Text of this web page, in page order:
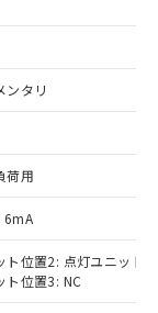
ンタリ
荷用
6mA
ト位置2: 点灯ユニット
ト位置3: NC